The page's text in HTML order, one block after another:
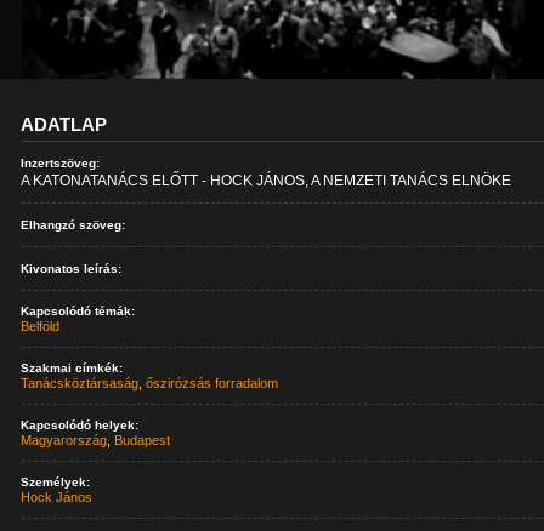
ADATLAP
Inzertszöveg:
A KATONATANÁCS ELŐTT - HOCK JÁNOS, A NEMZETI TANÁCS ELNÖKE
Elhangzó szöveg:
Kivonatos leírás:
Kapcsolódó témák:
Belföld
Szakmai címkék:
Tanácsköztársaság ,őszirózsás forradalom
Kapcsolódó helyek:
Magyarország Budapest
Személyek:
Hock János